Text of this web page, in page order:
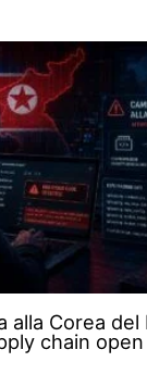
alla Corea
chain